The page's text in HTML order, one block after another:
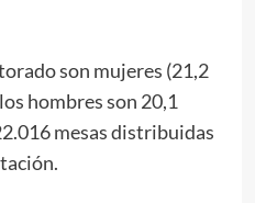
son mujeres (21,2
hombres son 20,1
mesas distribuidas